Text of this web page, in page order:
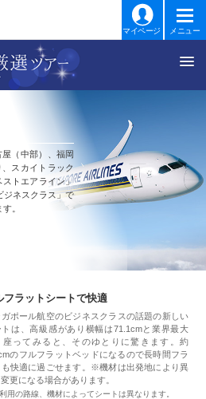
マイページ メニュー
（中部）、福岡
スカイトラック
ストエアライン」
ジネスクラス」で
。
フラットシートで快適
ガポール航空のビジネスクラスの話題の新しい
トは、高級感があり横幅は71.1cmと業界最大
座ってみると、そのゆとりに驚きます。約
のフルフラットベッドになるので長時間フラ
も快適に過ごせます。※機材は出発地により異
更になる場合があります。
用の路線、機材によってシートは異なります。